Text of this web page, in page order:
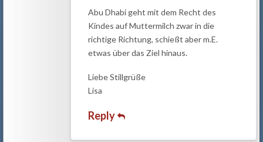
Abu Dhabi geht mit dem Recht des
Kindes auf Muttermilch zwar in die
richtige Richtung, schießt aber m.E.
etwas über das Ziel hinaus.
Liebe Stillgrüße
Lisa
Reply